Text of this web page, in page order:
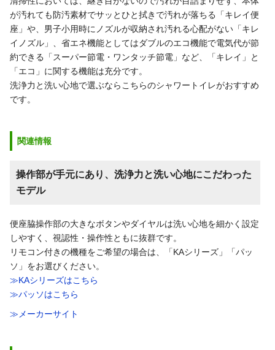
が汚れても防汚素材でサッとひと拭きで汚れが落ちる「キレイ便
座」や、男子小用時にノズルが収納され汚れる心配がない「キレ
イノズル」、省エネ機能としてはダブルのエコ機能で電気代が節
約できる「スーパー節電・ワンタッチ節電」など、「キレイ」と
「エコ」に関する機能は充分です。
洗浄力と洗い心地で選ぶならこちらのシャワートイレがおすすめ
です。
関連情報
操作部が手元にあり、洗浄力と洗い心地にこだわった
モデル
便座脇操作部の大きなボタンやダイヤルは洗い心地を細かく設定
しやすく、視認性・操作性ともに抜群です。
リモコン付きの機種をご希望の場合は、「KAシリーズ」「パッ
ソ」をお選びください。
≫KAシリーズはこちら
≫パッソはこちら
≫メーカーサイト